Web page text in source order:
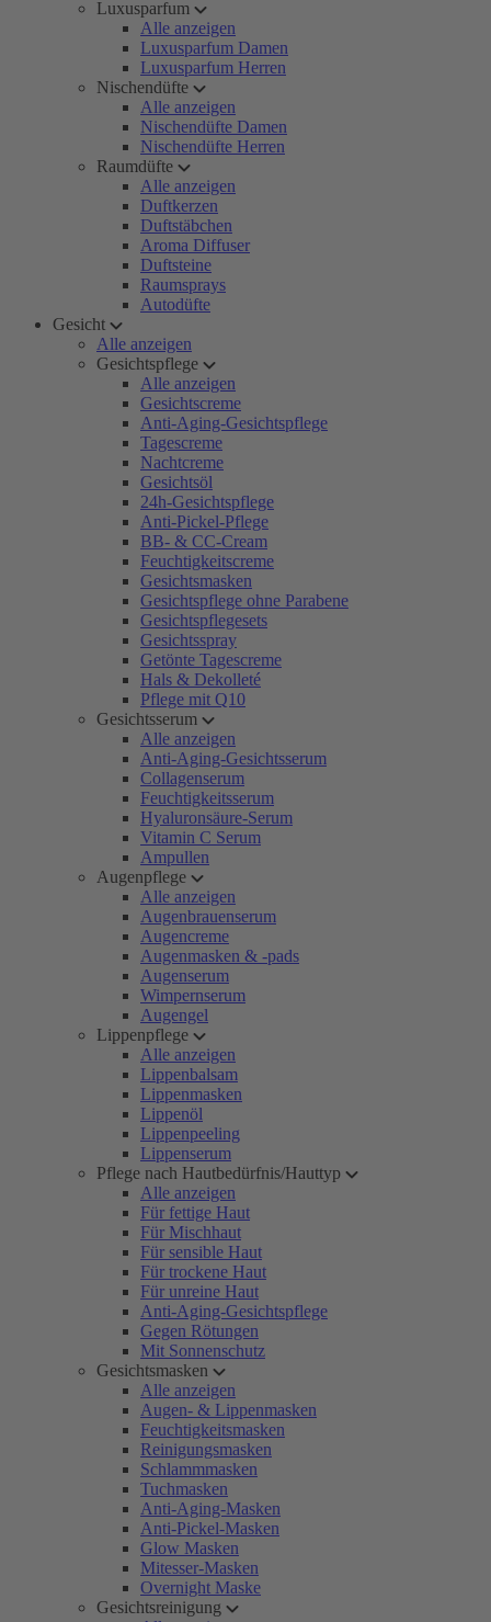
Luxusparfum
Alle anzeigen
Luxusparfum Damen
Luxusparfum Herren
Nischendüfte
Alle anzeigen
Nischendüfte Damen
Nischendüfte Herren
Raumdüfte
Alle anzeigen
Duftkerzen
Duftstäbchen
Aroma Diffuser
Duftsteine
Raumsprays
Autodüfte
Gesicht
Alle anzeigen
Gesichtspflege
Alle anzeigen
Gesichtscreme
Anti-Aging-Gesichtspflege
Tagescreme
Nachtcreme
Gesichtsöl
24h-Gesichtspflege
Anti-Pickel-Pflege
BB- & CC-Cream
Feuchtigkeitscreme
Gesichtsmasken
Gesichtspflege ohne Parabene
Gesichtspflegesets
Gesichtsspray
Getönte Tagescreme
Hals & Dekolleté
Pflege mit Q10
Gesichtsserum
Alle anzeigen
Anti-Aging-Gesichtsserum
Collagenserum
Feuchtigkeitsserum
Hyaluronsäure-Serum
Vitamin C Serum
Ampullen
Augenpflege
Alle anzeigen
Augenbrauenserum
Augencreme
Augenmasken & -pads
Augenserum
Wimpernserum
Augengel
Lippenpflege
Alle anzeigen
Lippenbalsam
Lippenmasken
Lippenöl
Lippenpeeling
Lippenserum
Pflege nach Hautbedürfnis/Hauttyp
Alle anzeigen
Für fettige Haut
Für Mischhaut
Für sensible Haut
Für trockene Haut
Für unreine Haut
Anti-Aging-Gesichtspflege
Gegen Rötungen
Mit Sonnenschutz
Gesichtsmasken
Alle anzeigen
Augen- & Lippenmasken
Feuchtigkeitsmasken
Reinigungsmasken
Schlammmasken
Tuchmasken
Anti-Aging-Masken
Anti-Pickel-Masken
Glow Masken
Mitesser-Masken
Overnight Maske
Gesichtsreinigung